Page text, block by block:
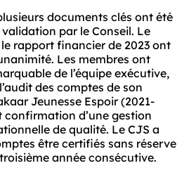
documents clés ont été
par le Conseil. Le
rapport financier de 2023 ont
Les membres ont
de l’équipe exécutive,
des comptes de son
Jeunesse Espoir (2021-
confirmation d’une gestion
de qualité. Le CJS a
être certifiés sans réserve
année consécutive.